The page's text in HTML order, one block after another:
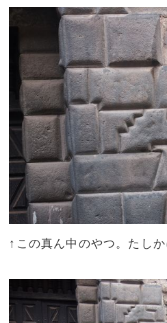
↑この真ん中のやつ。たしか